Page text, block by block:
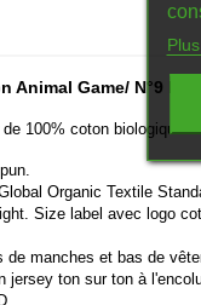
Game/ N°9 le
de 100% coton biologique.
Organic Textile
Size label avec logo
de manches et bas de
jersey ton sur ton à